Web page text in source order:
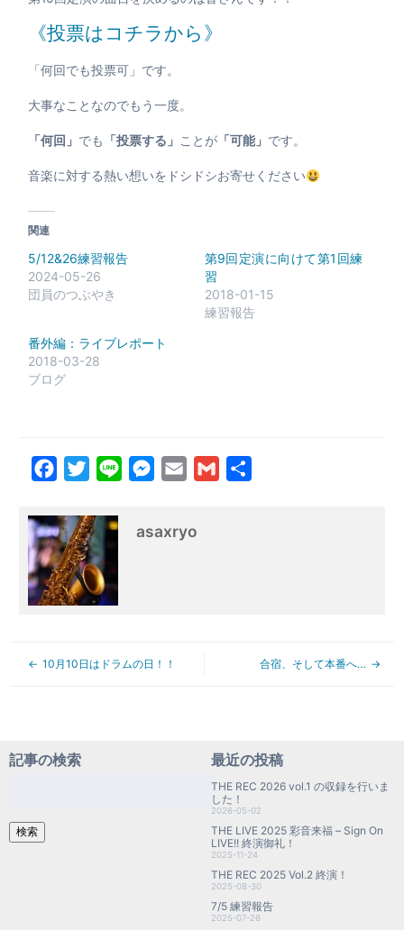
《投票はコチラから》
「何回でも投票可」です。
大事なことなのでもう一度。
「何回」 でも 「投票する」 ことが 「可能」 です。
音楽に対する熱い想いをドシドシお寄せください
関連
5/12&26練習報告
2024-05-26
団員のつぶやき
第9回定演に向けて第1回練
習
2018-01-15
練習報告
番外編：ライブレポート
2018-03-28
ブログ
FacebookTwitterLine Messenger
Email Gmail
asaxryo
10月10日はドラムの日！！ 合宿、そして本番へ…
記事の検索
検索
最近の投稿
THE REC 2026 vol.1 の収録を行いま
した！
2026-05-02
THE LIVE 2025 彩音来福 – Sign On
LIVE!! 終演御礼！
2025-11-24
THE REC 2025 Vol.2 終演！
2025-08-30
7/5 練習報告
2025-07-26